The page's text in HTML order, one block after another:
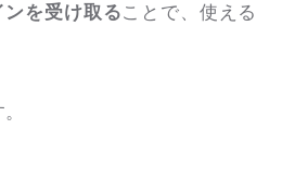
を受け取ることで、使える